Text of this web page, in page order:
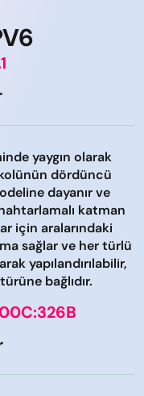
yaygın olarak
dördüncü
dayanır ve
katman
için aralarındaki
sağlar ve her türlü
yapılandırılabilir,
bağlıdır.